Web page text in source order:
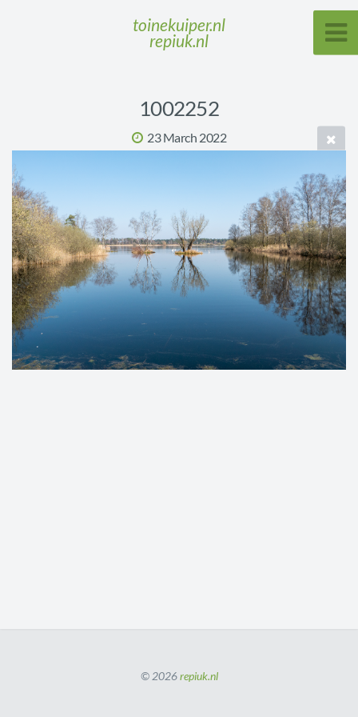
toinekuiper.nl
repiuk.nl
1002252
23 March 2022
© 2026repiuk.nl